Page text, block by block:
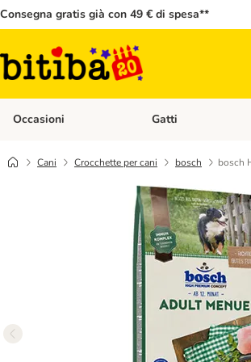
Consegna gratis già con 49 € di spesa**
Occasioni Apri Menù Categoria:
Gatti
Cani Crocchette per cani bosch bosch